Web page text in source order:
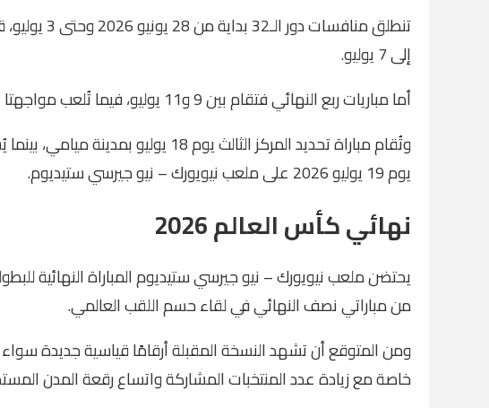
إلى 7 يوليو.
أما مباريات ربع النهائي فتقام بين 9 و11 يوليو، فيما تُلعب مواجهتا نصف النهائي يومي 14 و15 يوليو.
وتُقام مباراة تحديد المركز الثالث يوم 18
يوم 19 يوليو 2026 على ملعب نيويورك – نيو جيرسي ستيديوم.
نهائي كأس العالم 2026
من مباراتي نصف النهائي في لقاء حسم اللقب العالمي.
ومن المتوقع أن تشهد النسخة المقبلة أرقامًا قياسية جديدة
خاصة مع زيادة عدد المنتخبات المشاركة واتساع رقعة المدن